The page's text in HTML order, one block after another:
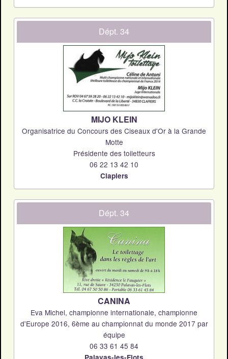
Dépt. 34
MIJO KLEIN
Organisatrice du Concours des Ciseaux d'Or à la Grande
Motte
Présidente des toiletteurs
06 22 13 42 10
Clapiers
Dépt. 34
CANINA
Eva Michel, championne internationale, championne
d'Europe 2016, 6ème au championnat du monde 2017 par
équipe
06 33 61 45 84